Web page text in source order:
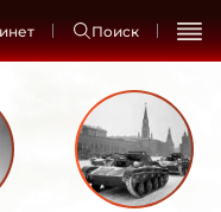
Поиск